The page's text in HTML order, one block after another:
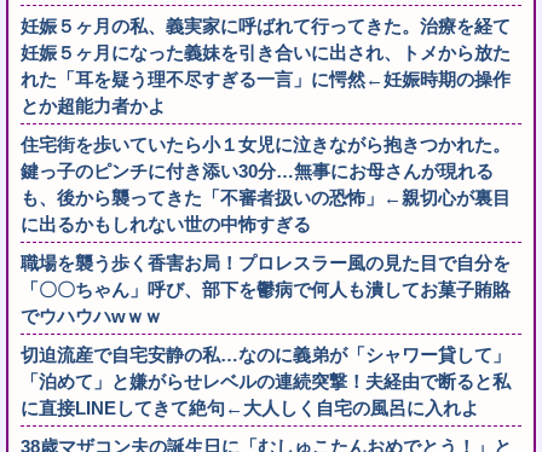
妊娠５ヶ月の私、義実家に呼ばれて行ってきた。治療を経て
妊娠５ヶ月になった義妹を引き合いに出され、トメから放た
れた「耳を疑う理不尽すぎる一言」に愕然←妊娠時期の操作
とか超能力者かよ
住宅街を歩いていたら小１女児に泣きながら抱きつかれた。
鍵っ子のピンチに付き添い30分…無事にお母さんが現れる
も、後から襲ってきた「不審者扱いの恐怖」←親切心が裏目
に出るかもしれない世の中怖すぎる
職場を襲う歩く香害お局！プロレスラー風の見た目で自分を
「〇〇ちゃん」呼び、部下を鬱病で何人も潰してお菓子賄賂
でウハウハwｗｗ
切迫流産で自宅安静の私…なのに義弟が「シャワー貸して」
「泊めて」と嫌がらせレベルの連続突撃！夫経由で断ると私
に直接LINEしてきて絶句←大人しく自宅の風呂に入れよ
38歳マザコン夫の誕生日に「むしゅこたんおめでとう！」と